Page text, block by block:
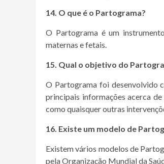
14. O que é o Partograma?
O Partograma é um
maternas e fetais.
15. Qual o objetivo do
O Partograma foi desenvolvido
principais informações acerca
como quaisquer outras
16. Existe um modelo de
Existem vários modelos de
pela Organização Mundial da